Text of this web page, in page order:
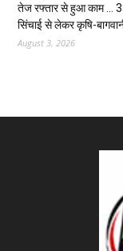
तेज रफ्तार से हुआ काम …
सिंचाई से लेकर कृषि-
August 3, 2026